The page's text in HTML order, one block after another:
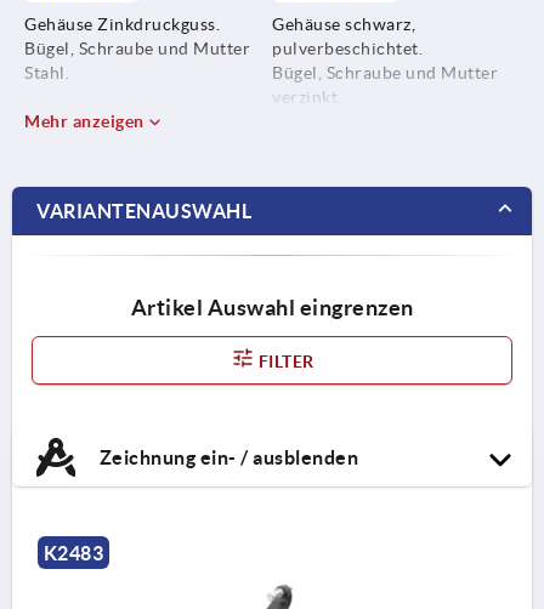
Gehäuse Zinkdruckguss.
Bügel, Schraube und Mutter
Stahl.
Gehäuse schwarz,
pulverbeschichtet.
Bügel, Schraube und Mutter
verzinkt.
Mehr anzeigen
VARIANTENAUSWAHL
Artikel Auswahl eingrenzen
FILTER
Zeichnung ein- / ausblenden
K2483